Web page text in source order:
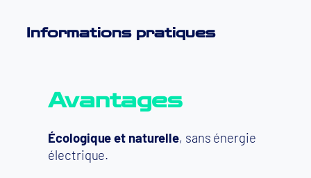
Informations pratiques
Avantages
Écologique et naturelle, sans énergie
électrique.